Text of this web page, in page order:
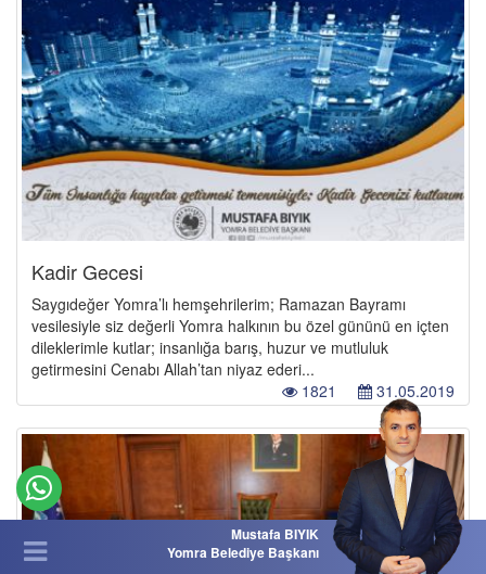
Kadir Gecesi
Saygıdeğer Yomra’lı hemşehrilerim; Ramazan Bayramı
vesilesiyle siz değerli Yomra halkının bu özel gününü en içten
dileklerimle kutlar; insanlığa barış, huzur ve mutluluk
getirmesini Cenabı Allah’tan niyaz ederi...
31.05.2019
1821
Mustafa BIYIK
Yomra Belediye Başkanı